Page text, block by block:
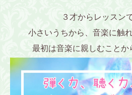
３才からレッスン
小さいうちから、音楽に触
最初は音楽に親しむこと